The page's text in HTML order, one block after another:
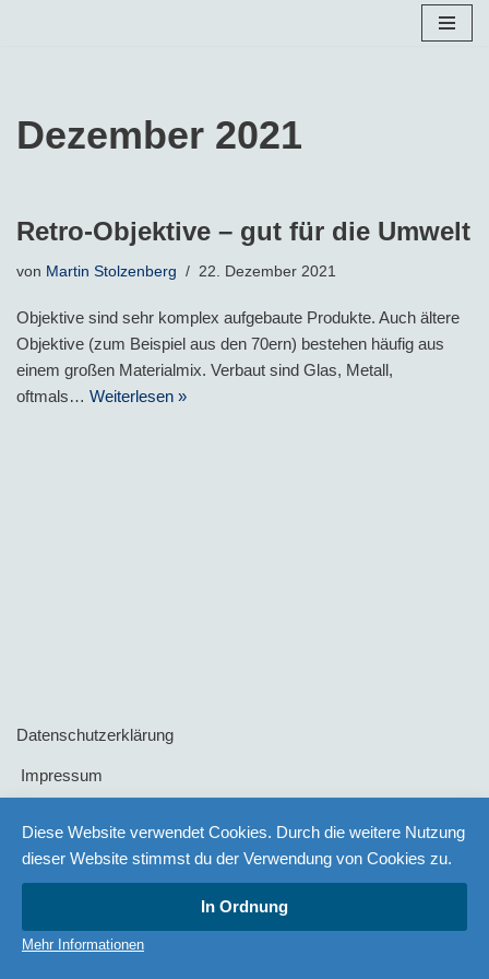
Dezember 2021
Retro-Objektive – gut für die Umwelt
von Martin Stolzenberg 22. Dezember 2021
Objektive sind sehr komplex aufgebaute Produkte. Auch ältere
Objektive (zum Beispiel aus den 70ern) bestehen häufig aus
einem großen Materialmix. Verbaut sind Glas, Metall,
oftmals… Weiterlesen »
Datenschutzerklärung
Impressum
AGB
Link
Diese Website verwendet Cookies. Durch die weitere Nutzung
dieser Website stimmst du der Verwendung von Cookies zu.
In Ordnung
Mehr Informationen